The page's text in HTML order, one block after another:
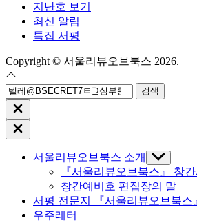
지난호 보기
최신 알림
특집 서평
Copyright © 서울리뷰오브북스 2026.
검
색:Close
search
Close
Off
서울리뷰오브북스 소개
Show
sub
menu
『서울리뷰오브북스』 창
창간예비호 편집장의 말
서평 전문지 『서울리뷰오브북스
우주레터